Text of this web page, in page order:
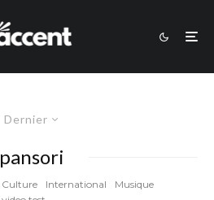
Dernier
pansori
Culture International
Musique